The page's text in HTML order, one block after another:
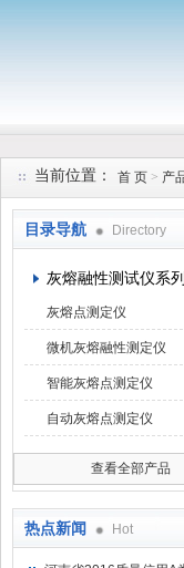
当前位置： 首 页 > 产
目录导航 Directory
灰熔融性测试仪系列
灰熔点测定仪
微机灰熔融性测定仪
智能灰熔点测定仪
自动灰熔点测定仪
查看全部产品
热点新闻 Hot